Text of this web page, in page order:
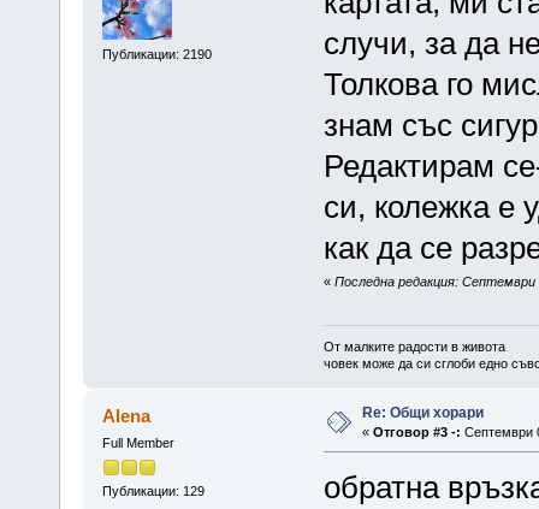
Публикации: 2190
случи, за да
Толкова го
знам със
Редактирам
си, колежка е
как да се
« Последна редакция: Септември
От малките радости в живота
човек може да си сглоби едно
Alena
Full Member
Публикации: 129
Re: Общи хорари
« Отговор #3 -: Септември
oбратна